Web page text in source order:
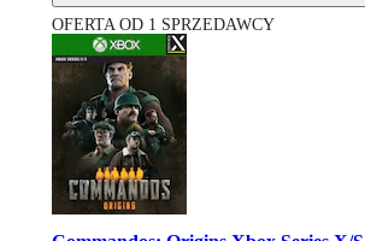
OFERTA OD 1 SPRZEDAWCY